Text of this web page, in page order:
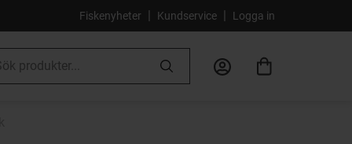
Fiskenyheter | Kundservice | Logga in